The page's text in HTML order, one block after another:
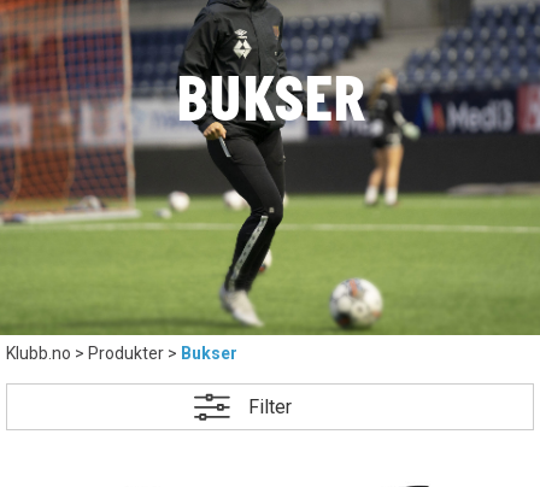
BUKSER
Klubb.no>Produkter> Bukser
Filter